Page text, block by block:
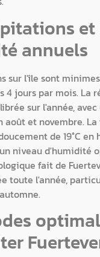
annuels
sur l'île sont
4 jours par mois. La
sur l'année,
août et novembre.
de 19°C en
niveau d'humidité
fait de
toute l'année,